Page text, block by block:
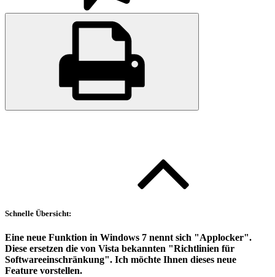
Schnelle Übersicht:
Eine neue Funktion in Windows 7 nennt sich "Applocker".
Diese ersetzen die von Vista bekannten "Richtlinien für
Softwareeinschränkung". Ich möchte Ihnen dieses neue
Feature vorstellen.